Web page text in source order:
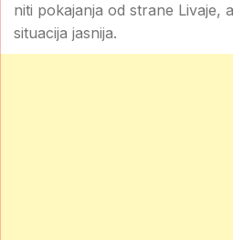
niti pokajanja od strane Livaje,
situacija jasnija.